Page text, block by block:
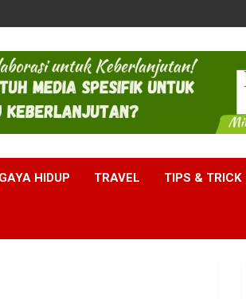
GAYA HIDUP TRAVEL TIPS & TRICK